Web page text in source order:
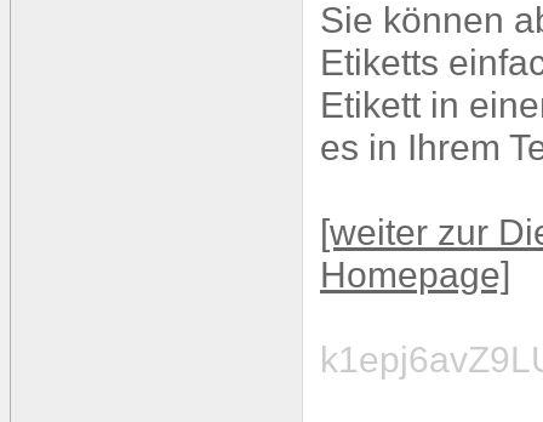
Sie können
Etiketts
Etikett in
es in Ihrem
[weiter zur
Homepage]